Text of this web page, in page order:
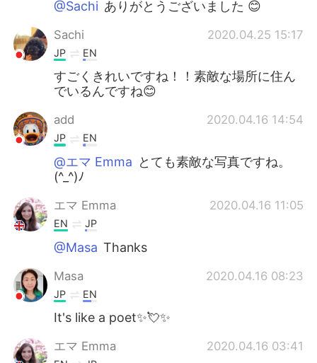
@Sachi ありがとうございました 😊
Sachi 2020.04.25 15:17
JP EN
すごくきれいですね！！素敵な場所に住ん
でいるんですね😊
add 2020.04.16 14:54
JP EN
@エマ Emma とても素敵な写真ですね。
(^_^)ﾉ
エマ Emma 2020.04.16 11:05
EN JP
@Masa Thanks
Masa 2020.04.16 08:23
JP EN
It's like a poet✨💘✨
エマ Emma 2020.04.16 03:41